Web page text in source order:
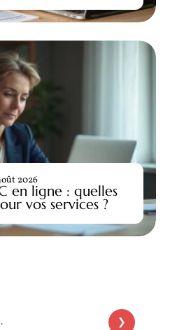
en ligne : quelles
vos services ?
2026